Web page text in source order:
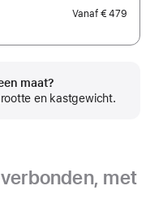
Vanaf € 479
maat?
en kastgewicht.
met